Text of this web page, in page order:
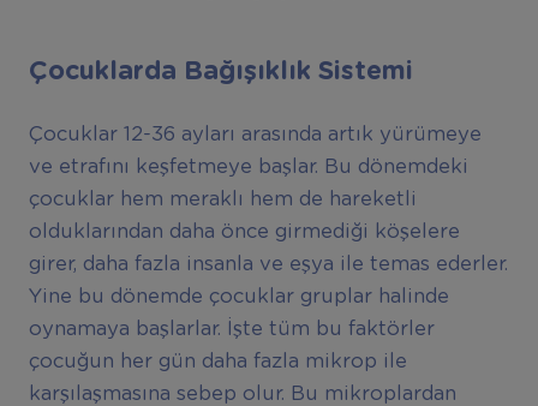
Çocuklarda Bağışıklık Sistemi
Çocuklar 12-36 ayları arasında artık yürümeye
ve etrafını keşfetmeye başlar. Bu dönemdeki
çocuklar hem meraklı hem de hareketli
olduklarından daha önce girmediği köşelere
girer, daha fazla insanla ve eşya ile temas ederler.
Yine bu dönemde çocuklar gruplar halinde
oynamaya başlarlar. İşte tüm bu faktörler
çocuğun her gün daha fazla mikrop ile
karşılaşmasına sebep olur. Bu mikroplardan